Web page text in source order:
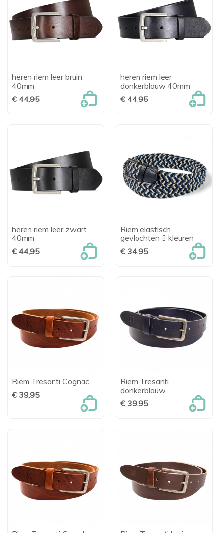
heren riem leer bruin
40mm
€ 44,95
heren riem leer
donkerblauw 40mm
€ 44,95
heren riem leer zwart
40mm
€ 44,95
Riem elastisch
gevlochten 3 kleuren
€ 34,95
Riem Tresanti Cognac
€ 39,95
Riem Tresanti
donkerblauw
€ 39,95